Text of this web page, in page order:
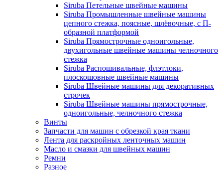
Siruba Петельные швейные машины
Siruba Промышленные швейные машины
цепного стежка, поясные, шлёвочные, с П-
образной платформой
Siruba Прямострочные одноигольные,
двухигольные швейные машины челночного
стежка
Siruba Распошивальные, флэтлоки,
плоскошовные швейные машины
Siruba Швейные машины для декоративных
строчек
Siruba Швейные машины прямострочные,
одноигольные, челночного стежка
Винты
Запчасти для машин с обрезкой края ткани
Лента для раскройных ленточных машин
Масло и смазки для швейных машин
Ремни
Разное